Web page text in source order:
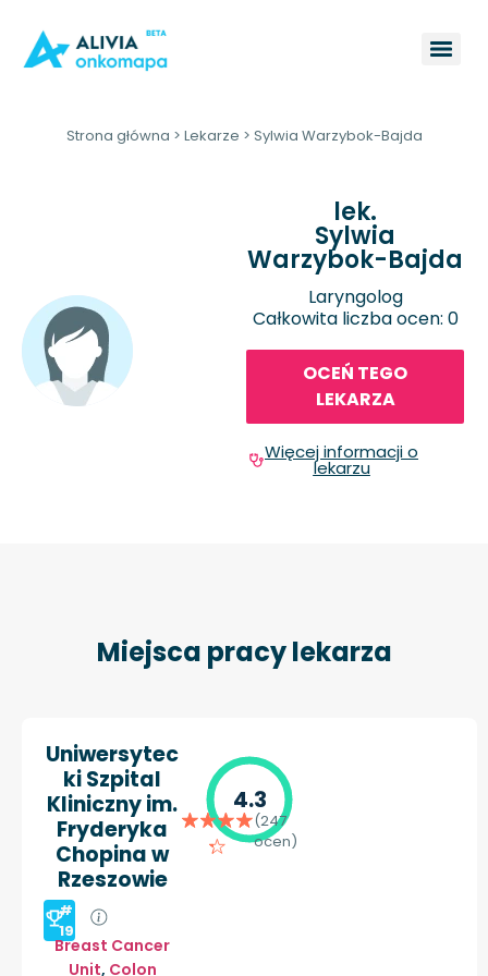
Strona główna > Lekarze > Sylwia Warzybok-Bajda
lek.
Sylwia
Warzybok-Bajda
Laryngolog
Całkowita liczba ocen: 0
OCEŃ TEGO
LEKARZA
Więcej informacji o
lekarzu
Miejsca pracy lekarza
Uniwersytec
ki Szpital
Kliniczny im.
Fryderyka
Chopina w
Rzeszowie
#
19
Breast Cancer
Unit, Colon
4.3
(247
ocen)